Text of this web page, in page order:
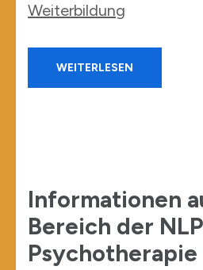
Weiterbildung
WEITERLESEN
Informationen
Bereich der
Psychotherapie